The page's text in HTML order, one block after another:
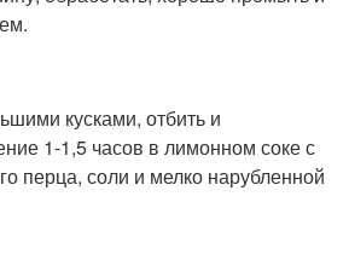
кусками, отбить и
1-1,5 часов в лимонном соке с
перца, соли и мелко нарубленной